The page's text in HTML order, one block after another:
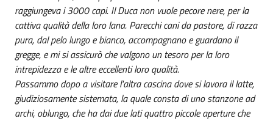
raggiungeva i 3000 capi. Il Duca non vuole pecore nere, per la
cattiva qualità della loro lana. Parecchi cani da pastore, di razza
pura, dal pelo lungo e bianco, accompagnano e guardano il
gregge, e mi si assicurò che valgono un tesoro per la loro
intrepidezza e le altre eccellenti loro qualità.
Passammo dopo a visitare l'altra cascina dove si lavora il latte,
giudiziosamente sistemata, la quale consta di uno stanzone ad
archi, oblungo, che ha dai due lati quattro piccole aperture che